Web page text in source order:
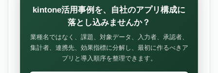
kintone活用事例を、自社のアプリ構成に
落とし込みませんか？
業種名ではなく、課題、対象データ、入力者、承認者、
集計者、連携先、効果指標に分解し、最初に作るべきア
プリと導入順序を整理できます。